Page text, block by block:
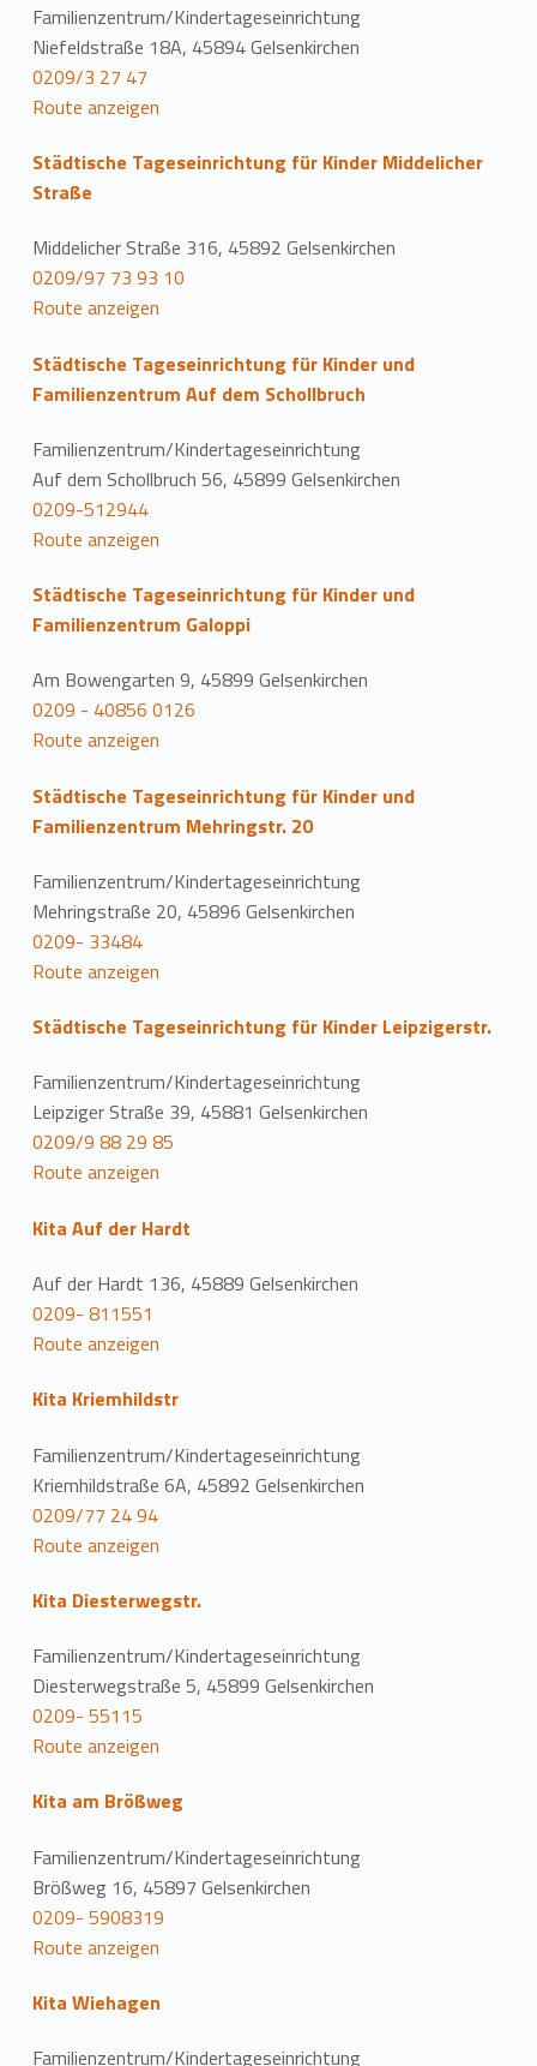
Familienzentrum/Kindertageseinrichtung
Niefeldstraße 18A, 45894 Gelsenkirchen
0209/3 27 47
Route anzeigen
Städtische Tageseinrichtung für Kinder Middelicher
Straße
Middelicher Straße 316, 45892 Gelsenkirchen
0209/97 73 93 10
Route anzeigen
Städtische Tageseinrichtung für Kinder und
Familienzentrum Auf dem Schollbruch
Familienzentrum/Kindertageseinrichtung
Auf dem Schollbruch 56, 45899 Gelsenkirchen
0209-512944
Route anzeigen
Städtische Tageseinrichtung für Kinder und
Familienzentrum Galoppi
Am Bowengarten 9, 45899 Gelsenkirchen
0209 - 40856 0126
Route anzeigen
Städtische Tageseinrichtung für Kinder und
Familienzentrum Mehringstr. 20
Familienzentrum/Kindertageseinrichtung
Mehringstraße 20, 45896 Gelsenkirchen
0209- 33484
Route anzeigen
Städtische Tageseinrichtung für Kinder Leipzigerstr.
Familienzentrum/Kindertageseinrichtung
Leipziger Straße 39, 45881 Gelsenkirchen
0209/9 88 29 85
Route anzeigen
Kita Auf der Hardt
Auf der Hardt 136, 45889 Gelsenkirchen
0209- 811551
Route anzeigen
Kita Kriemhildstr
Familienzentrum/Kindertageseinrichtung
Kriemhildstraße 6A, 45892 Gelsenkirchen
0209/77 24 94
Route anzeigen
Kita Diesterwegstr.
Familienzentrum/Kindertageseinrichtung
Diesterwegstraße 5, 45899 Gelsenkirchen
0209- 55115
Route anzeigen
Kita am Brößweg
Familienzentrum/Kindertageseinrichtung
Brößweg 16, 45897 Gelsenkirchen
0209- 5908319
Route anzeigen
Kita Wiehagen
Familienzentrum/Kindertageseinrichtung